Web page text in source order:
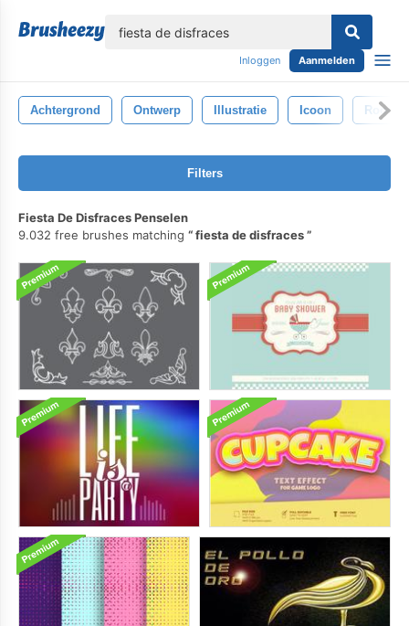
Inloggen Aanmelden
Achtergrond Ontwerp Illustratie Icoon Rood
Filters
Fiesta De Disfraces Penselen
9.032 free brushes matching
fiesta de disfraces